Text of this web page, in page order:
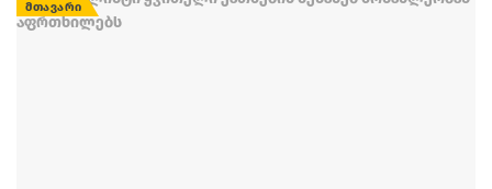
ᲛᲗᲐᲕᲐᲠᲘ